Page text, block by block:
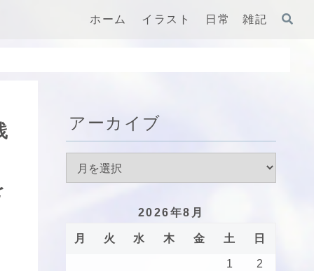
ホーム イラスト 日常 雑記
アーカイブ
2026年8月
月 火 水 木 金 土 日
1
2